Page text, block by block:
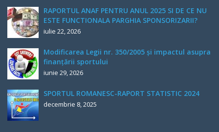
RAPORTUL ANAF PENTRU ANUL 2025 SI DE CE NU
ESTE FUNCTIONALA PARGHIA SPONSORIZARII?
iulie 22, 2026
Modificarea Legii nr. 350/2005 și impactul asupra
finanțării sportului
iunie 29, 2026
SPORTUL ROMANESC-RAPORT STATISTIC 2024
decembrie 8, 2025